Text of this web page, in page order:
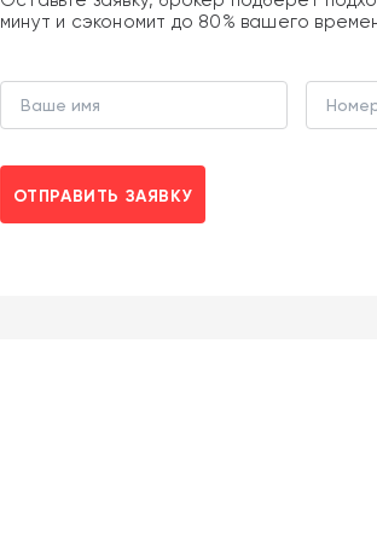
минут и сэкономит до 80% вашего
ОТПРАВИТЬ ЗАЯВКУ